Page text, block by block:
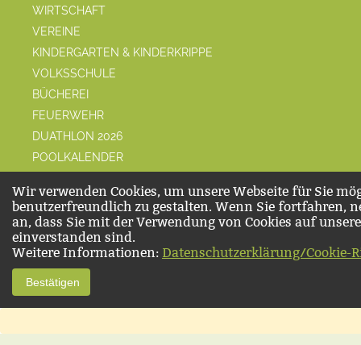
WIRTSCHAFT
VEREINE
KINDERGARTEN & KINDERKRIPPE
VOLKSSCHULE
BÜCHEREI
FEUERWEHR
DUATHLON 2026
POOLKALENDER
Wir verwenden Cookies, um unsere Webseite für Sie
benutzerfreundlich zu gestalten. Wenn Sie fortfahren,
an, dass Sie mit der Verwendung von Cookies auf
einverstanden sind.
Weitere Informationen: Datenschutzerklärung/Cookie-
Bestätigen